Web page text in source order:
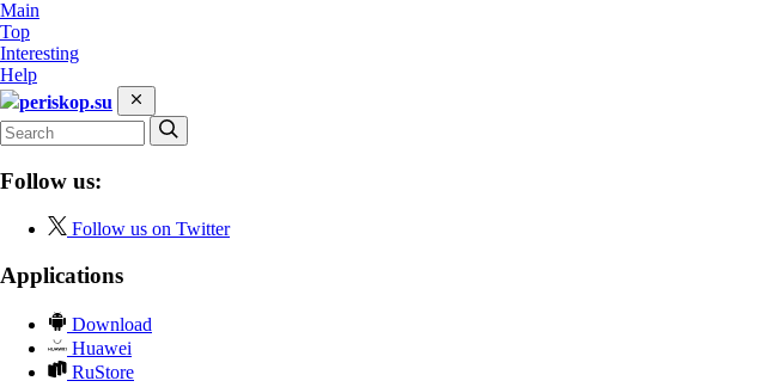
Main
Top
Interesting
Help
periskop.su
Follow us:
Follow us on Twitter
Applications
Download
Huawei
RuStore